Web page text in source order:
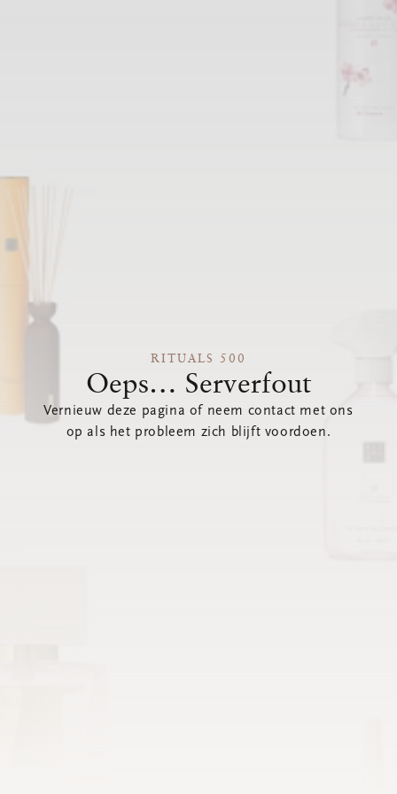
RITUALS 500
Oeps… Serverfout
Vernieuw deze pagina of neem contact met ons
op als het probleem zich blijft voordoen.